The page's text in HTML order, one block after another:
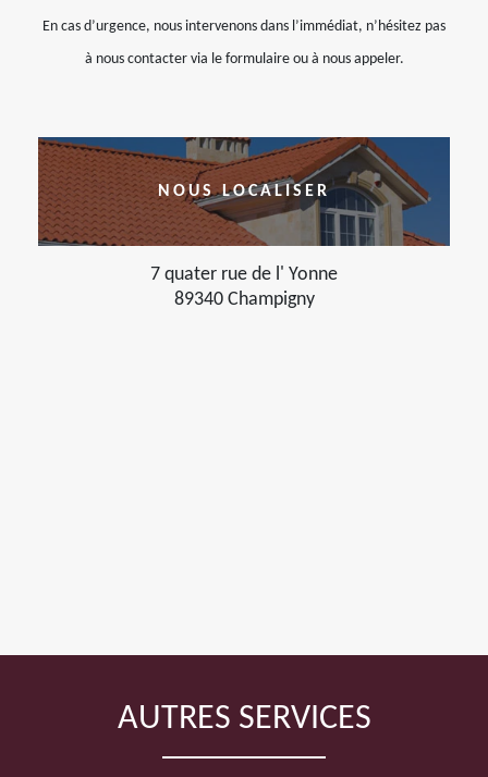
En cas d’urgence, nous intervenons dans l’immédiat, n’hésitez pas
à nous contacter via le formulaire ou à nous appeler.
NOUS LOCALISER
7 quater rue de l' Yonne
89340 Champigny
AUTRES SERVICES